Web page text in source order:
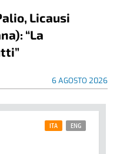
Licausi
“La
6 AGOSTO 2026